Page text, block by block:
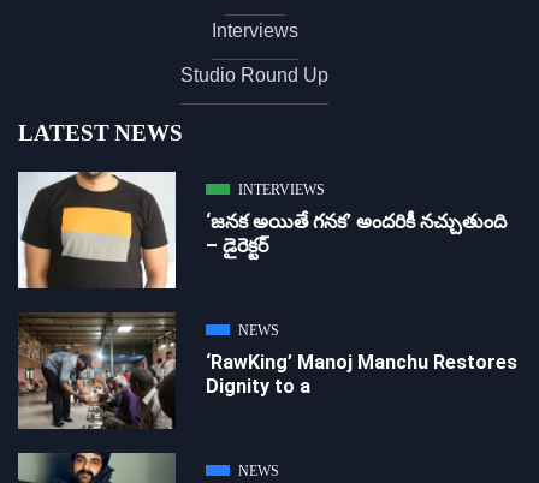
Interviews
Studio Round Up
LATEST NEWS
INTERVIEWS
‘జ‌న‌క అయితే గ‌న‌క‌’ అందరికీ నచ్చుతుంది
– డైరెక్ట‌ర్
NEWS
‘RawKing’ Manoj Manchu Restores
Dignity to a
NEWS